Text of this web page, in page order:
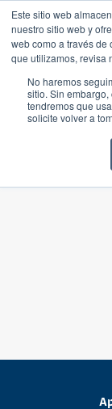
Este sitio web
nuestro sitio web y
web como a través de
que utilizamos, revisa
No haremos
sitio. Sin
tendremos que
solicite volver a